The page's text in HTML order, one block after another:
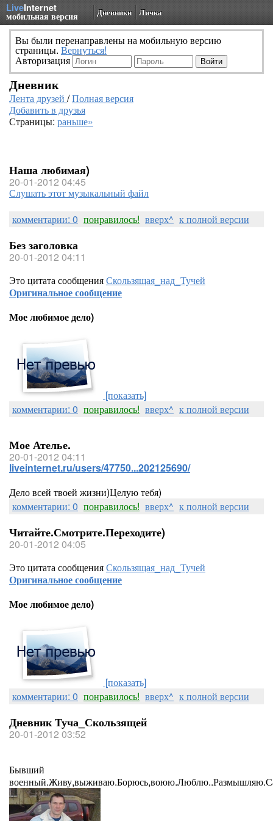
LiveInternet
мобильная версия Дневники Личка
Вы были перенаправлены на мобильную версию
страницы. Вернуться!
Авторизация
Дневник
Лента друзей /Полная версия
Добавить в друзья
Страницы: раньше»
Наша любимая)
20-01-2012 04:45
Слушать этот музыкальный файл
комментарии: 0 понравилось! вверх^ к полной версии
Без заголовка
20-01-2012 04:11
Это цитата сообщенияСкользящая_над_Тучей
Оригинальное сообщение
Мое любимое дело)
[показать]
комментарии: 0 понравилось! вверх^ к полной версии
Мое Ателье.
20-01-2012 04:11
liveinternet.ru/users/47750...202125690/
Дело всей твоей жизни)Целую тебя)
комментарии: 0 понравилось! вверх^ к полной версии
Читайте.Смотрите.Переходите)
20-01-2012 04:05
Это цитата сообщенияСкользящая_над_Тучей
Оригинальное сообщение
Мое любимое дело)
[показать]
комментарии: 0 понравилось! вверх^ к полной версии
Дневник Туча_Скользящей
20-01-2012 03:52
Бывший